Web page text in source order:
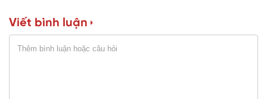
Viết bình luận